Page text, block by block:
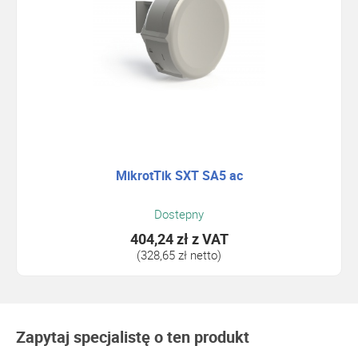
MikrotTik SXT SA5 ac
Dostepny
404,24 złz VAT
(328,65 zł netto)
Zapytaj specjalistę o ten produkt